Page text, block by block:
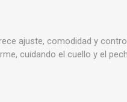
ajuste, comodidad y
cuidando el cuello y el